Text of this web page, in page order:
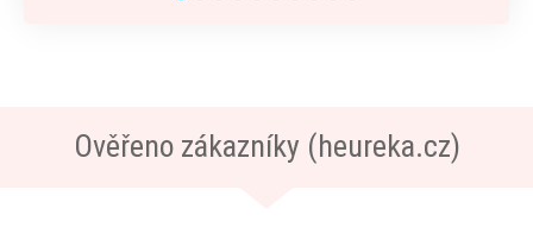
Ověřeno zákazníky (heureka.cz)